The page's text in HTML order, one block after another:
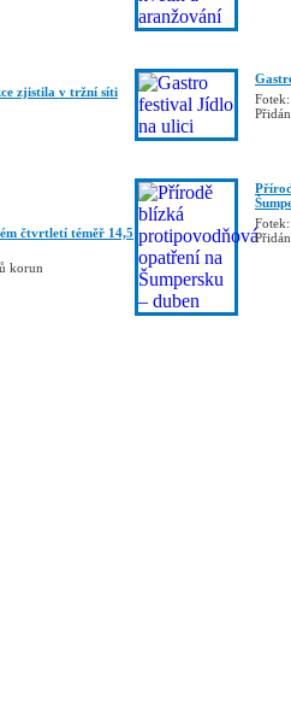
zjistila v tržní síti
čtvrtletí téměř 14,5
korun